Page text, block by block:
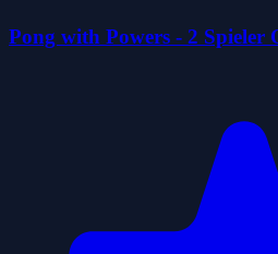
Pong with Powers - 2 Spieler